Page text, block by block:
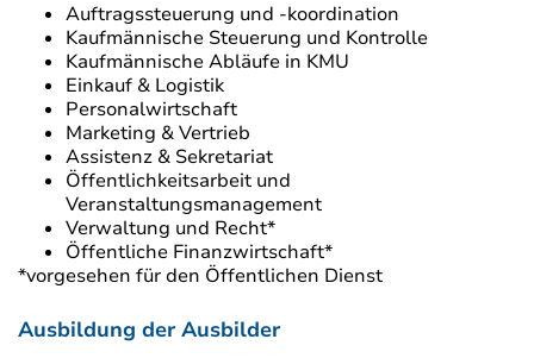
Auftragssteuerung und -koordination
Kaufmännische Steuerung und Kontrolle
Kaufmännische Abläufe in KMU
Einkauf & Logistik
Personalwirtschaft
Marketing & Vertrieb
Assistenz & Sekretariat
Öffentlichkeitsarbeit und
Veranstaltungsmanagement
Verwaltung und Recht*
Öffentliche Finanzwirtschaft*
*vorgesehen für den Öffentlichen Dienst
Ausbildung der Ausbilder